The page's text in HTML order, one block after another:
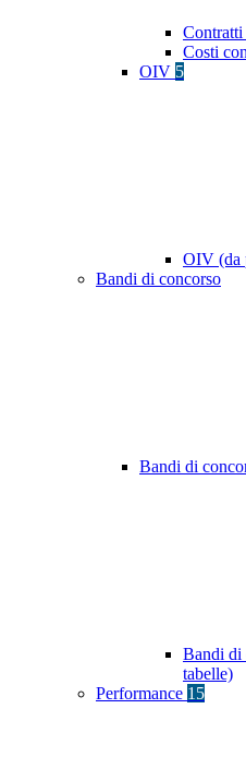
Costi
OIV 5
OIV (da
Bandi di concorso
Bandi di
Bandi di
tabelle)
Performance 15